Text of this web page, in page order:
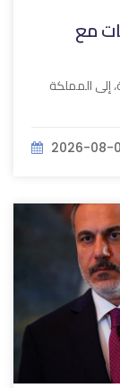
مع
إلى المملكة
2026-08-